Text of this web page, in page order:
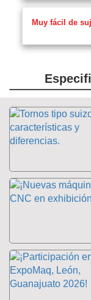
Muy fácil de